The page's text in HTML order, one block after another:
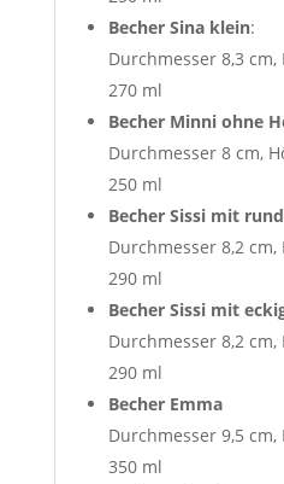
Becher Sina klein:
Durchmesser 8,3
270 ml
Becher Minni ohne
Durchmesser 8 cm,
250 ml
Becher Sissi mit
Durchmesser 8,2
290 ml
Becher Sissi mit
Durchmesser 8,2
290 ml
Becher Emma
Durchmesser 9,5
350 ml